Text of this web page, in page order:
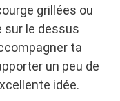
grillées ou
sur le dessus
ta
un peu de
idée.